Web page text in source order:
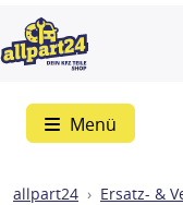
Menü
allpart24 Ersatz- &